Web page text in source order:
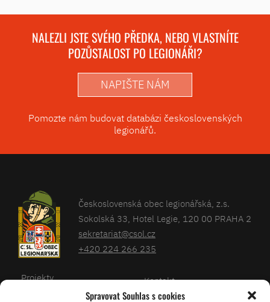
Spravovat Souhlas s cookies
NALEZLI JSTE SVÉHO PŘEDKA, NEBO VLASTNÍTE
POZŮSTALOST PO LEGIONÁŘI?
NAPIŠTE NÁM
Pomozte nám budovat databázi československých
legionářů.
Československá obec legionářská, z.s.
Sokolská 33, Hotel Legie, 120 00 PRAHA 2
sekretariat@csol.cz
+420 224 266 235
Projekty
Kontakt